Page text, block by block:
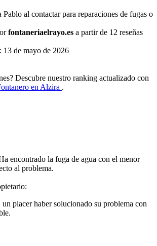
Pablo al contactar para reparaciones de fugas o
fontaneriaelrayo.es a partir de 12 reseñas
13 de mayo de 2026
Descubre nuestro ranking actualizado con
en Alzira .
encontrado la fuga de agua con el menor
al problema.
placer haber solucionado su problema con